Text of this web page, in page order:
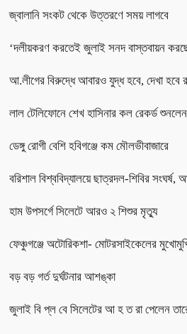
জ্বালানি সংকট থেকে উত্তরণে সময় লাগবে
‘দলীয়করণ করতেই জুলাই সনদ বাস্তবায়ন
আ.লীগের বিরুদ্ধে আবারও যুদ্ধ হবে, দেখা হবে
লাল টেলিফোনে শেখ হাসিনার কল রেকর্ড শুনলেন
ডেঙ্গু রোগী বেশি হবিগঞ্জে কম মৌলভীবাজারে
বরিশাল বিশ্ববিদ্যালয়ে ছাত্রদল-শিবির
হাম উপসর্গে সিলেটে আরও ২ শিশুর মৃত্যু
ফেঞ্চুগঞ্জে অটোরিকশা- মোটরসাইকেলের
বড় বড় গর্ত দুর্ঘটনার আশঙ্কা
জুলাই বি প্ল বে সিলেটের আ হ ত রা পেলেন